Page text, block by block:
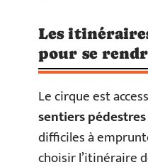
Les
pour se
Le cirque est
sentiers pédestres
difficiles à
choisir l’itinéraire